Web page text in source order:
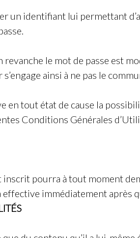
un identifiant lui permettant
revanche le mot de passe est
ainsi à ne pas le
en tout état de cause la
Conditions Générales
pourra à tout moment
immédiatement après